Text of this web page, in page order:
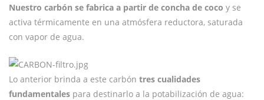
Nuestro carbón se fabrica a partir de concha de coco y se
activa térmicamente en una atmósfera reductora, saturada
con vapor de agua.
Lo anterior brinda a este carbón tres cualidades
fundamentales para destinarlo a la potabilización de agua: